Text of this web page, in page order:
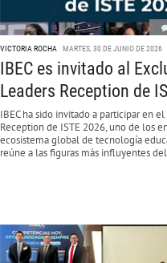
VICTORIA ROCHA MARTES, 30 DE JUNIO DE 2026
IBEC es invitado al
Leaders Reception de
IBEC ha sido invitado a participar en
Reception de ISTE 2026, uno de los
ecosistema global de tecnología
reúne a las figuras más influyentes